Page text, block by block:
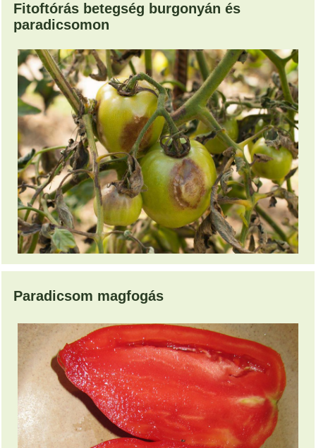
Fitoftórás betegség burgonyán és
paradicsomon
Paradicsom magfogás